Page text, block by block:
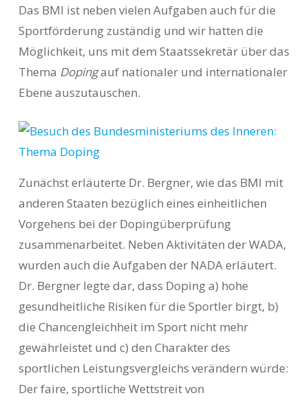
Das BMI ist neben vielen Aufgaben auch für die
Sportförderung zuständig und wir hatten die
Möglichkeit, uns mit dem Staatssekretär über das
Thema Dopingauf nationaler und internationaler
Ebene auszutauschen.
Zunächst erläuterte Dr. Bergner, wie das BMI mit
anderen Staaten bezüglich eines einheitlichen
Vorgehens bei der Dopingüberprüfung
zusammenarbeitet. Neben Aktivitäten der WADA,
wurden auch die Aufgaben der NADA erläutert.
Dr. Bergner legte dar, dass Doping a) hohe
gesundheitliche Risiken für die Sportler birgt, b)
die Chancengleichheit im Sport nicht mehr
gewährleistet und c) den Charakter des
sportlichen Leistungsvergleichs verändern würde:
Der faire, sportliche Wettstreit von